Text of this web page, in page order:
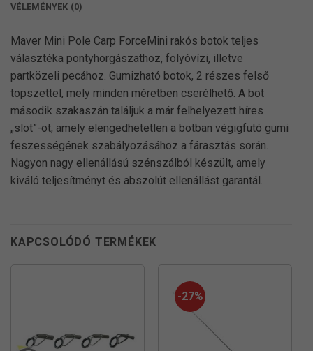
VÉLEMÉNYEK (0)
Maver Mini Pole Carp ForceMini rakós botok teljes
választéka pontyhorgászathoz, folyóvízi, illetve
partközeli pecához. Gumizható botok, 2 részes felső
topszettel, mely minden méretben cserélhető. A bot
második szakaszán találjuk a már felhelyezett híres
„slot”-ot, amely elengedhetetlen a botban végigfutó gumi
feszességének szabályozásához a fárasztás során.
Nagyon nagy ellenállású szénszálból készült, amely
kiváló teljesítményt és abszolút ellenállást garantál.
KAPCSOLÓDÓ TERMÉKEK
-27%